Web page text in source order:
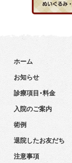
ホーム
お知らせ
診療項目・料金
入院のご案内
術例
退院したお友だち
注意事項